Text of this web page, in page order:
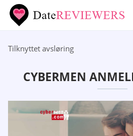
Tilknyttet avsløring
CYBERMEN